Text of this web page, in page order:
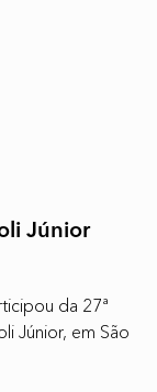
Júnior
da 27ª
Júnior, em São